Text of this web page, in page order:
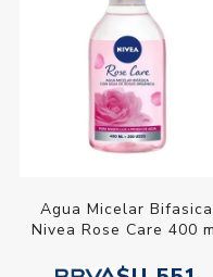
Agua Micelar Bifasica
Nivea Rose Care 400